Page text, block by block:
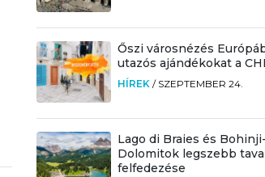
Őszi városnézés
utazós ajándékokat a
HÍREK / SZEPTEMBER 24.
Lago di Braies és
Dolomitok legszebb
felfedezése